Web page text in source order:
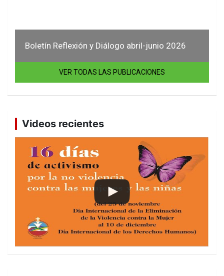
Boletín Reflexión y Diálogo abril-junio 2026
VER TODAS LAS PUBLICACIONES
Videos recientes